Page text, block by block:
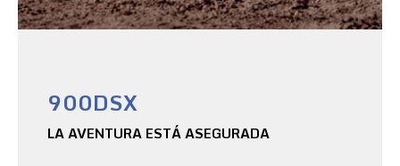
900DSX
LA AVENTURA ESTÁ ASEGURADA